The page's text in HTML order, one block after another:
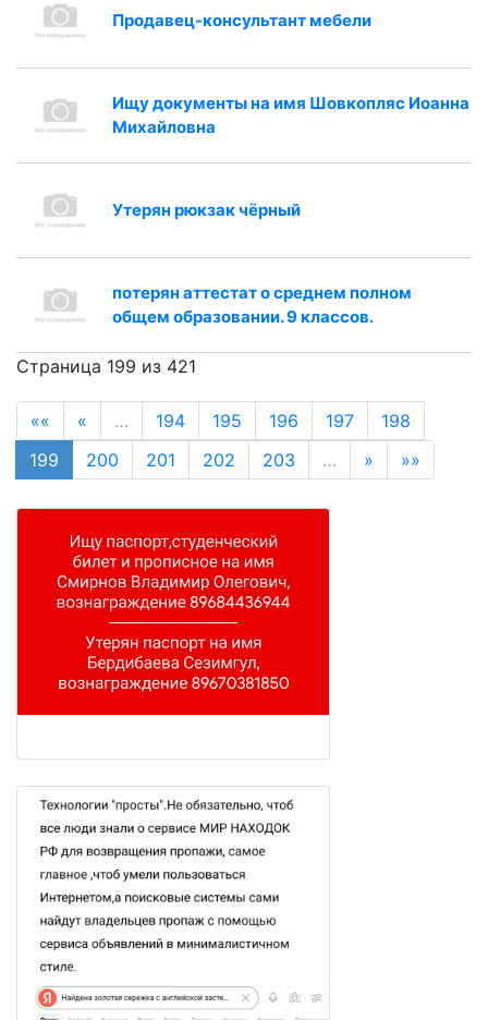
Продавец-консультант мебели
Ищу документы на имя Шовкопляс Иоанна
Михайловна
Утерян рюкзак чёрный
потерян аттестат о среднем полном
общем образовании. 9 классов.
Страница 199 из 421
«« « … 194 195 196 197
198
199
200 201 202 203 … » »»